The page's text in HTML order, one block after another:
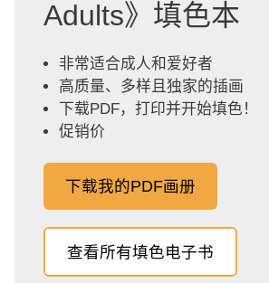
Adults》填色本
非常适合成人和爱好者
高质量、多样且独家的插画
下载PDF，打印并开始填色！
促销价
下载我的PDF画册
查看所有填色电子书